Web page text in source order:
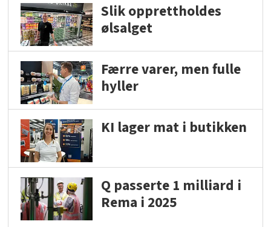
Slik opprettholdes
ølsalget
Færre varer, men fulle
hyller
KI lager mat i butikken
Q passerte 1 milliard i
Rema i 2025